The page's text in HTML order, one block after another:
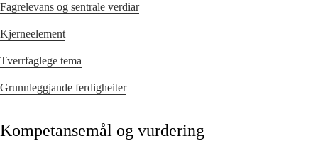
Fagrelevans og sentrale verdiar
Kjerneelement
Tverrfaglege tema
Grunnleggjande ferdigheiter
Kompetansemål og vurdering